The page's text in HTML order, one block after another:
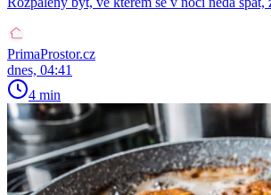
PrimaProstor.cz
dnes, 04:41
4 min